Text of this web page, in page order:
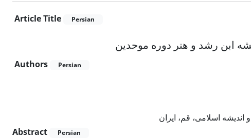
Article Title Persian
ابن رشد و هنر دوره موحدین
Authors Persian
اسلامی، قم، ایران
Abstract
Persian